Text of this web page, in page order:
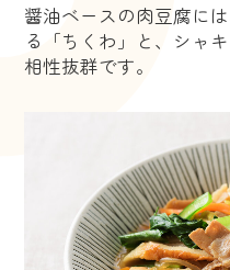
醤油ベースの肉豆腐に
る「ちくわ」と、シャ
相性抜群です。